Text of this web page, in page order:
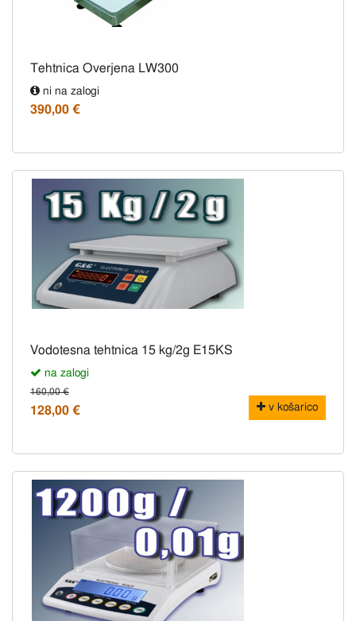
Tehtnica Overjena LW300
ni na zalogi
390,00 €
Vodotesna tehtnica 15 kg/2g E15KS
na zalogi
160,00 €
128,00 € v košarico